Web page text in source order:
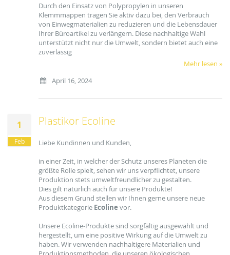
Durch den Einsatz von Polypropylen in unseren
Klemmmappen tragen Sie aktiv dazu bei, den Verbrauch
von Einwegmaterialien zu reduzieren und die Lebensdauer
Ihrer Büroartikel zu verlängern. Diese nachhaltige Wahl
unterstützt nicht nur die Umwelt, sondern bietet auch eine
zuverlässig
Mehr lesen »
April 16, 2024
1
Feb
Plastikor Ecoline
Liebe Kundinnen und Kunden,
in einer Zeit, in welcher der Schutz unseres Planeten die
größte Rolle spielt, sehen wir uns verpflichtet, unsere
Produktion stets umweltfreundlicher zu gestalten.
Dies gilt natürlich auch für unsere Produkte!
Aus diesem Grund stellen wir Ihnen gerne unsere neue
Produktkategorie Ecoline vor.
Unsere Ecoline-Produkte sind sorgfältig ausgewählt und
hergestellt, um eine positive Wirkung auf die Umwelt zu
haben. Wir verwenden nachhaltigere Materialien und